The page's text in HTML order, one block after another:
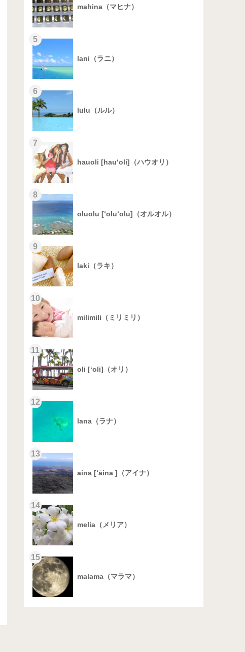
mahina（マヒナ）
5
lani（ラニ）
6
lulu（ルル）
7
hauoli [hau‘oli]（ハウオリ）
8
oluolu [‘olu‘olu]（オルオル）
9
laki（ラキ）
10
milimili（ミリミリ）
11
oli [‘oli]（オリ）
12
lana（ラナ）
13
aina [‘āina ]（アイナ）
14
melia（メリア）
15
malama（マラマ）